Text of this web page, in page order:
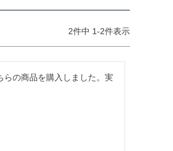
2件中 1-2件表示
らの商品を購入しました。実